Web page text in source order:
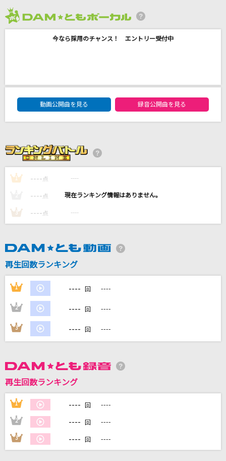
君をのせて
相川七瀬
[プロオケ]シングルベッド
[生音]不自然な君が好き
DECO*27
カラオケ最新情報をチェック！
今なら採用のチャンス！ エントリー受付中
DAM★ともボーカルエントリーランキング
動画公開曲を見る
録音公開曲を見る
1 ---- 点 ----
---- 点 ----
3 ---- 点 ----
再生回数ランキング
1 ---- 回 ----
2 ---- 回 ----
3 ---- 回 ----
再生回数ランキング
1 ---- 回 ----
2 ---- 回 ----
3 ---- 回 ----